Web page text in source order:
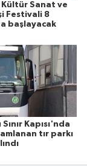
Kültür Sanat ve
Festivali 8
başlayacak
Kapısı'nda
tır parkı